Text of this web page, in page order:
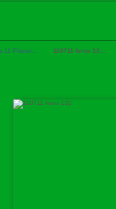
11 Pfader… 110711 ferox 13…